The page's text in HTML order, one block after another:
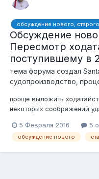
Обсуждение
Пересмотр
поступившему в
тема форума создал
судопроизводство,
проще выложить
некоторых соображений
Казахстан А.К.Даулбаеву
ул.Орынбор, 14 от
5 Февраля 2016 5
обсуждение нового